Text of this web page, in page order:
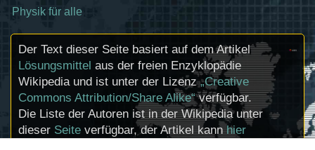
Physik für alle
Der Text dieser Seite basiert auf dem Artikel
Lösungsmittel aus der freien Enzyklopädie
Wikipedia und ist unter der Lizenz„Creative
Commons Attribution/Share Alike“verfügbar.
Die Liste der Autoren ist in der Wikipedia unter
dieser Seite verfügbar, der Artikel kannhier